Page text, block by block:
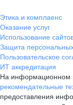
Этика и комплаенс
Оказание услуг
Использование
Защита
Пользовательское
ИТ аккредитация
На информационном
рекомендательные
предоставления